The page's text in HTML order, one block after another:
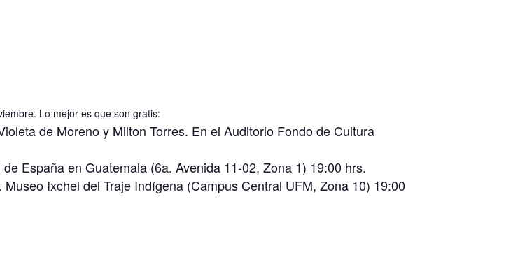
Lo mejor es que son gratis:
de Moreno y Milton Torres. En el Auditorio Fondo de Cultura
España en Guatemala (6a. Avenida 11-02, Zona 1) 19:00 hrs.
Ixchel del Traje Indígena (Campus Central UFM, Zona 10) 19:00